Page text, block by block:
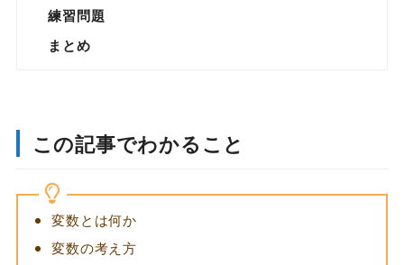
練習問題
まとめ
この記事でわかること
変数とは何か
変数の考え方